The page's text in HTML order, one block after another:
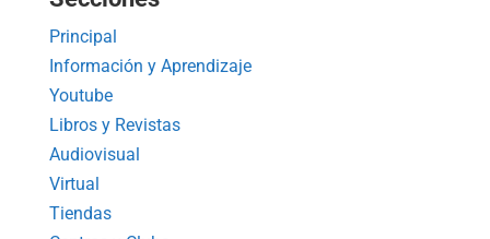
Principal
Información y Aprendizaje
Youtube
Libros y Revistas
Audiovisual
Virtual
Tiendas